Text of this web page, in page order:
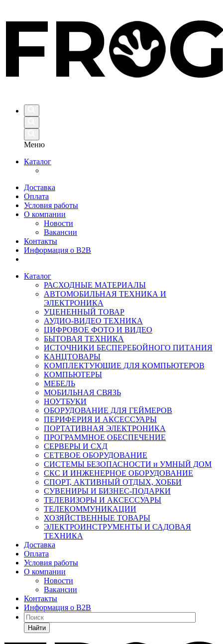
Меню
Каталог
Доставка
Оплата
Условия работы
О компании
Новости
Вакансии
Контакты
Информация о B2B
Каталог
РАСХОДНЫЕ МАТЕРИАЛЫ
АВТОМОБИЛЬНАЯ ТЕХНИКА И
ЭЛЕКТРОНИКА
УЦЕНЕННЫЙ ТОВАР
АУДИО-ВИДЕО ТЕХНИКА
ЦИФРОВОЕ ФОТО И ВИДЕО
БЫТОВАЯ ТЕХНИКА
ИСТОЧНИКИ БЕСПЕРЕБОЙНОГО ПИТАНИЯ
КАНЦТОВАРЫ
КОМПЛЕКТУЮЩИЕ ДЛЯ КОМПЬЮТЕРОВ
КОМПЬЮТЕРЫ
МЕБЕЛЬ
МОБИЛЬНАЯ СВЯЗЬ
НОУТБУКИ
ОБОРУДОВАНИЕ ДЛЯ ГЕЙМЕРОВ
ПЕРИФЕРИЯ И АКСЕССУАРЫ
ПОРТАТИВНАЯ ЭЛЕКТРОНИКА
ПРОГРАММНОЕ ОБЕСПЕЧЕНИЕ
СЕРВЕРЫ И СХД
СЕТЕВОЕ ОБОРУДОВАНИЕ
СИСТЕМЫ БЕЗОПАСНОСТИ и УМНЫЙ ДОМ
СКС И ИНЖЕНЕРНОЕ ОБОРУДОВАНИЕ
СПОРТ, АКТИВНЫЙ ОТДЫХ, ХОББИ
СУВЕНИРЫ И БИЗНЕС-ПОДАРКИ
ТЕЛЕВИЗОРЫ И АКСЕССУАРЫ
ТЕЛЕКОММУНИКАЦИИ
ХОЗЯЙСТВЕННЫЕ ТОВАРЫ
ЭЛЕКТРОИНСТРУМЕНТЫ И САДОВАЯ
ТЕХНИКА
Доставка
Оплата
Условия работы
О компании
Новости
Вакансии
Контакты
Информация о B2B
Найти